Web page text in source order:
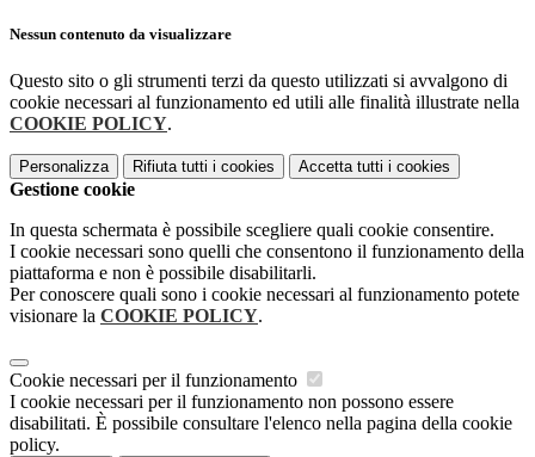
Nessun contenuto da visualizzare
Questo sito o gli strumenti terzi da questo utilizzati si avvalgono di
cookie necessari al funzionamento ed utili alle finalità illustrate nella
COOKIE POLICY.
Personalizza Rifiuta tutti i cookies Accetta tutti i cookies
Gestione cookie
In questa schermata è possibile scegliere quali cookie consentire.
I cookie necessari sono quelli che consentono il funzionamento della
piattaforma e non è possibile disabilitarli.
Per conoscere quali sono i cookie necessari al funzionamento potete
visionare la COOKIE POLICY.
Cookie necessari per il funzionamento
I cookie necessari per il funzionamento non possono essere
disabilitati. È possibile consultare l'elenco nella pagina della cookie
policy.